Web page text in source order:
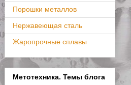
Порошки металлов
Нержавеющая сталь
Жаропрочные сплавы
Метотехника. Темы блога